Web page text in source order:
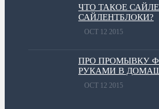
ЧТО ТАКОЕ
САЙЛЕНТБЛОКИ?
OCT 12 2015
ПРО ПРОМЫВКУ
РУКАМИ В
OCT 12 2015